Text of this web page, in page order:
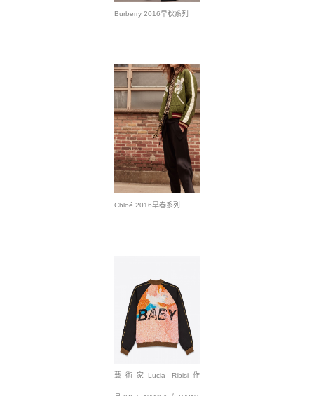
Burberry 2016早秋系列
Chloé 2016早春系列
藝術家Lucia Ribisi作